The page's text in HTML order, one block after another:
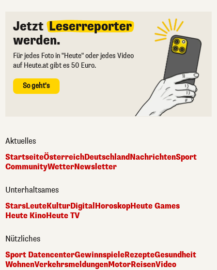
Jetzt Leserreporter
werden.
Für jedes Foto in "Heute" oder jedes Video
auf Heute.at gibt es 50 Euro.
So geht's
Aktuelles
StartseiteÖsterreichDeutschlandNachrichtenSport
CommunityWetterNewsletter
Unterhaltsames
StarsLeuteKulturDigitalHoroskopHeute Games
Heute KinoHeute TV
Nützliches
Sport DatencenterGewinnspieleRezepteGesundheit
WohnenVerkehrsmeldungenMotorReisenVideo